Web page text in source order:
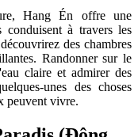
Hang Én offre une
conduisent à travers les
des chambres
Randonner sur le
claire et admirer des
unes des choses
peuvent vivre.